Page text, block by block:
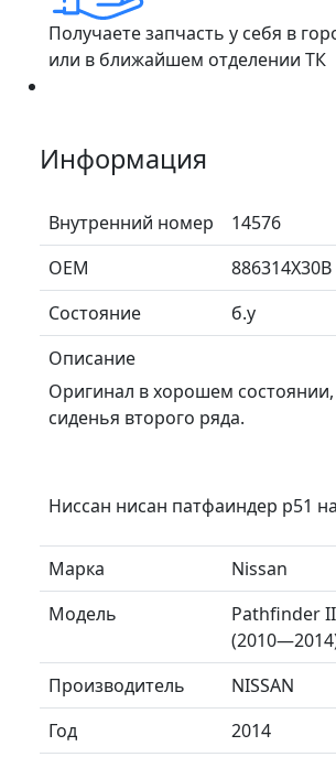
Получаете запчасть у себя в
или в ближайшем отделении ТК
Информация
Внутренний номер
14576
ОЕМ
886314X30B
Состояние
б.у
Описание
Оригинал в хорошем состоянии,
сиденья второго ряда.
Ниссан нисан патфаиндер р51
Марка
Nissan
Модель
Pathfinder
Производитель
NISSAN
Год
2014